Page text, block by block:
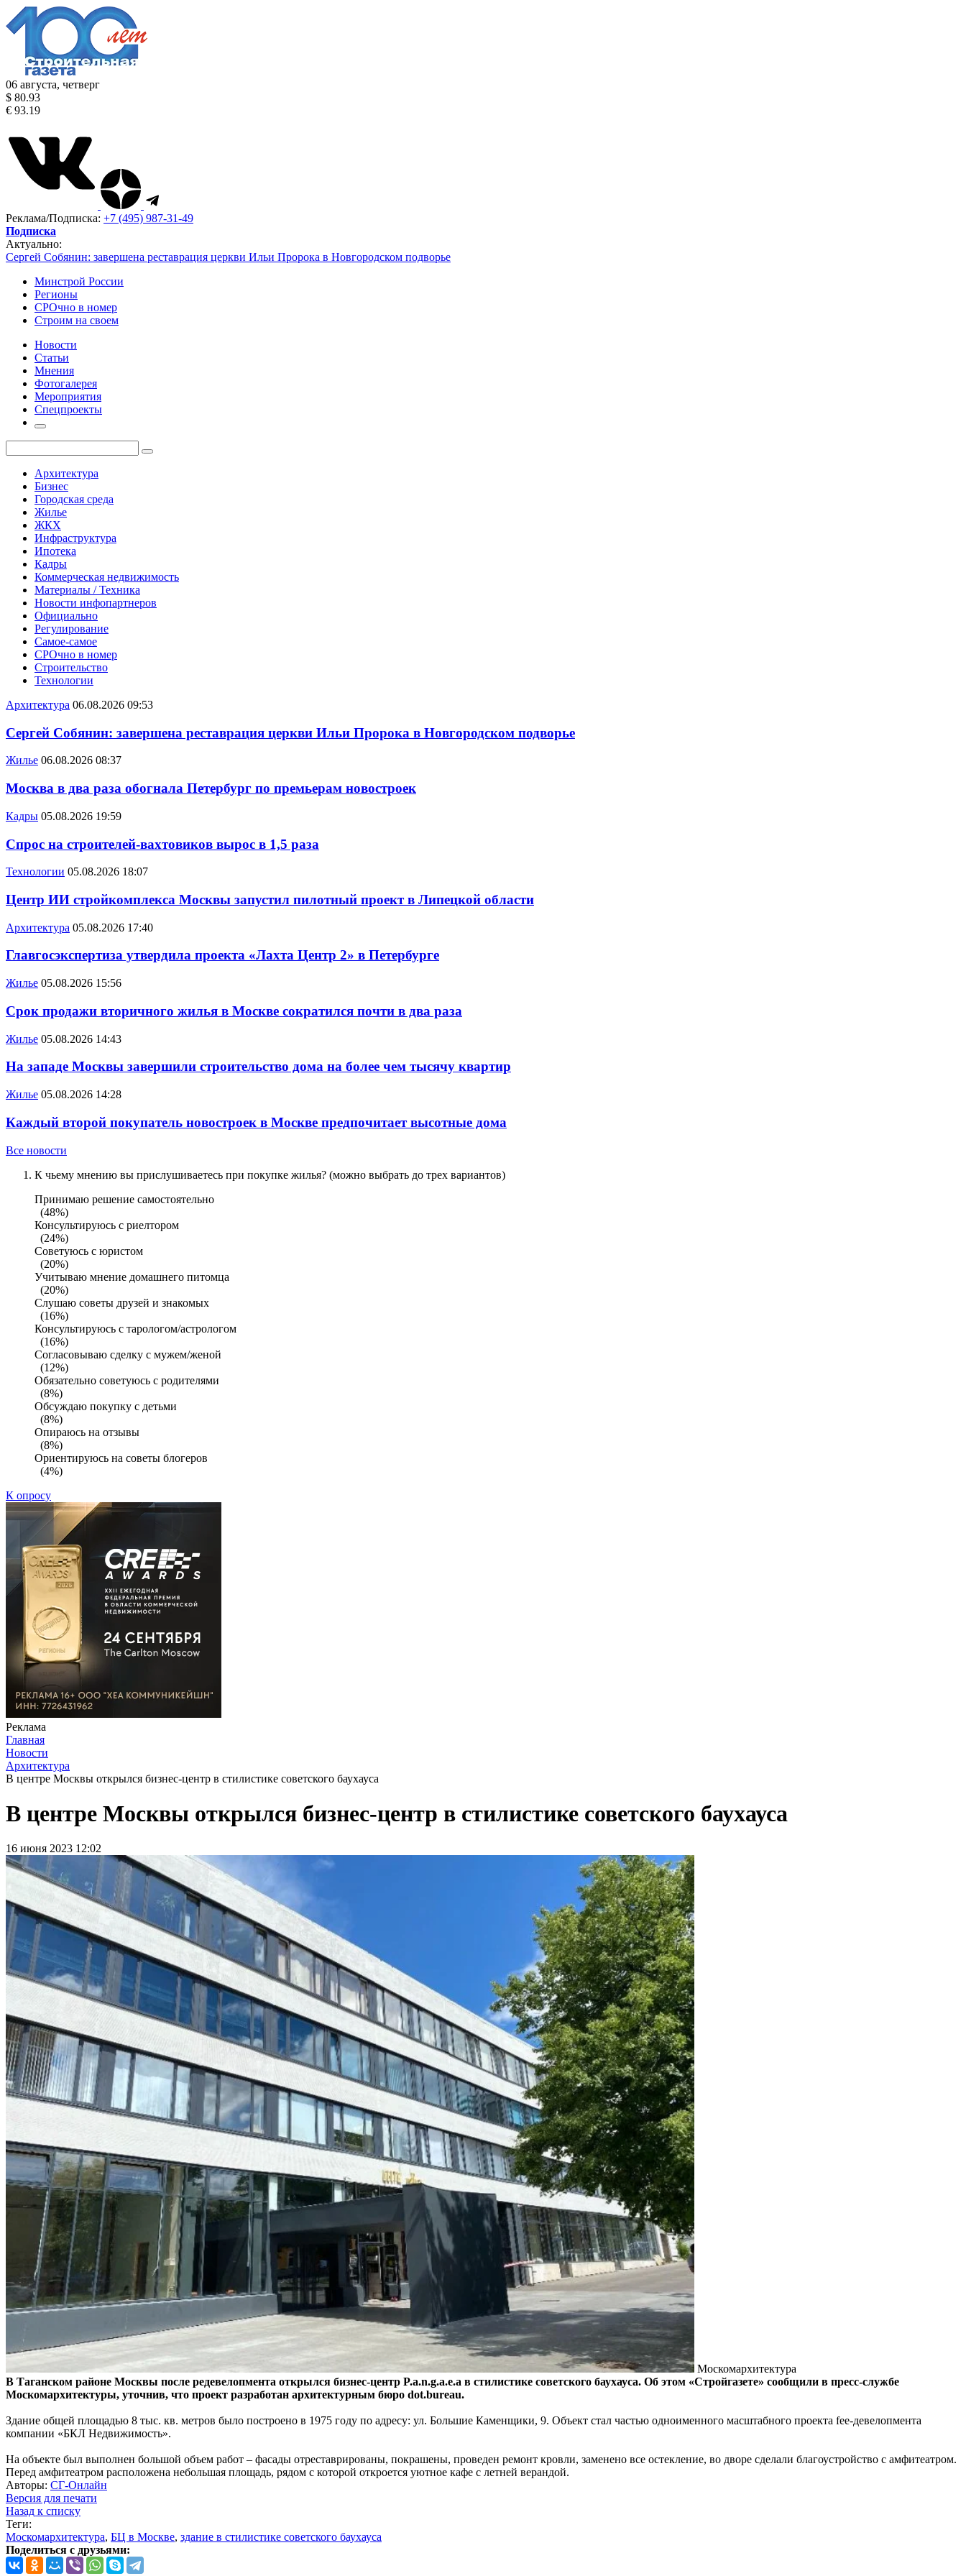
06 августа, четверг
$ 80.93
€ 93.19
Реклама/Подписка: +7 (495) 987-31-49
Подписка
Актуально:
Сергей Собянин: завершена реставрация церкви Ильи Пророка в Новгородском подворье
Минстрой России
Регионы
СРОчно в номер
Строим на своем
Новости
Статьи
Мнения
Фотогалерея
Мероприятия
Спецпроекты
Архитектура
Бизнес
Городская среда
Жилье
ЖКХ
Инфраструктура
Ипотека
Кадры
Коммерческая недвижимость
Материалы / Техника
Новости инфопартнеров
Официально
Регулирование
Самое-самое
СРОчно в номер
Строительство
Технологии
Архитектура 06.08.2026 09:53
Сергей Собянин: завершена реставрация церкви Ильи Пророка в Новгородском подворье
Жилье 06.08.2026 08:37
Москва в два раза обогнала Петербург по премьерам новостроек
Кадры 05.08.2026 19:59
Спрос на строителей-вахтовиков вырос в 1,5 раза
Технологии 05.08.2026 18:07
Центр ИИ стройкомплекса Москвы запустил пилотный проект в Липецкой области
Архитектура 05.08.2026 17:40
Главгосэкспертиза утвердила проекта «Лахта Центр 2» в Петербурге
Жилье 05.08.2026 15:56
Срок продажи вторичного жилья в Москве сократился почти в два раза
Жилье 05.08.2026 14:43
На западе Москвы завершили строительство дома на более чем тысячу квартир
Жилье 05.08.2026 14:28
Каждый второй покупатель новостроек в Москве предпочитает высотные дома
Все новости
К чьему мнению вы прислушиваетесь при покупке жилья? (можно выбрать до трех вариантов)
Принимаю решение самостоятельно
(48%)
Консультируюсь с риелтором
(24%)
Советуюсь с юристом
(20%)
Учитываю мнение домашнего питомца
(20%)
Слушаю советы друзей и знакомых
(16%)
Консультируюсь с тарологом/астрологом
(16%)
Согласовываю сделку с мужем/женой
(12%)
Обязательно советуюсь с родителями
(8%)
Обсуждаю покупку с детьми
(8%)
Опираюсь на отзывы
(8%)
Ориентируюсь на советы блогеров
(4%)
К опросу
Реклама
Главная
Новости
Архитектура
В центре Москвы открылся бизнес-центр в стилистике советского баухауса
В центре Москвы открылся бизнес-центр в стилистике советского баухауса
16 июня 2023 12:02
Москомархитектура
В Таганском районе Москвы после редевелопмента открылся бизнес-центр P.a.n.g.a.e.a в стилистике советского баухауса. Об этом «Стройгазете» сообщили в пресс-службе
Москомархитектуры, уточнив, что проект разработан архитектурным бюро dot.bureau.
Здание общей площадью 8 тыс. кв. метров было построено в 1975 году по адресу: ул. Большие Каменщики, 9. Объект стал частью одноименного масштабного проекта fee-девелопмента
компании «БКЛ Недвижимость».
На объекте был выполнен большой объем работ – фасады отреставрированы, покрашены, проведен ремонт кровли, заменено все остекление, во дворе сделали благоустройство с амфитеатром.
Перед амфитеатром расположена небольшая площадь, рядом с которой откроется уютное кафе с летней верандой.
Авторы: СГ-Онлайн
Версия для печати
Назад к списку
Теги:
Москомархитектура, БЦ в Москве, здание в стилистике советского баухауса
Поделиться с друзьями: